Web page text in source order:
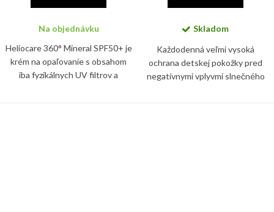
Na objednávku
Heliocare 360° Mineral SPF50+ je
krém na opaľovanie s obsahom
iba fyzikálnych UV filtrov a
Skladom
Každodenná veľmi vysoká
ochrana detskej pokožky pred
negatívnymi vplyvmi slnečného